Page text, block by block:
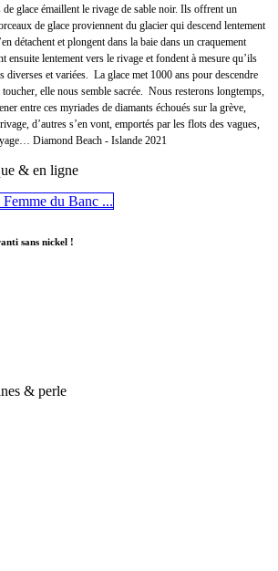
glace émaillent le rivage de sable noir. Ils offrent un
de glace proviennent du glacier qui descend lentement
détachent et plongent dans la baie dans un craquement
ensuite lentement vers le rivage et fondent à mesure qu’ils
diverses et variées. La glace met 1000 ans pour descendre
elle nous semble sacrée. Nous resterons longtemps,
entre ces myriades de diamants échoués sur la grève,
d’autres s’en vont, emportés par les flots des vagues,
Diamond Beach - Islande 2021
& en ligne
du Banc ...
sans nickel !
& perle